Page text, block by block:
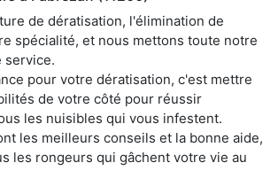
de dératisation, l'élimination de
spécialité, et nous mettons toute notre
service.
pour votre dératisation, c'est mettre
de votre côté pour réussir
les nuisibles qui vous infestent.
les meilleurs conseils et la bonne aide,
les rongeurs qui gâchent votre vie au